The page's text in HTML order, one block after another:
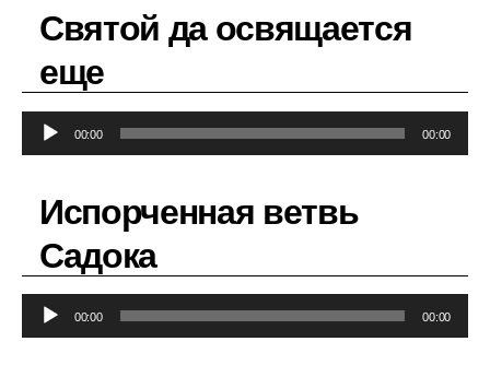
Святой да освящается
еще
у
л
00:00 00:00
Испорченная ветвь
Садока
у
00:00 00:00